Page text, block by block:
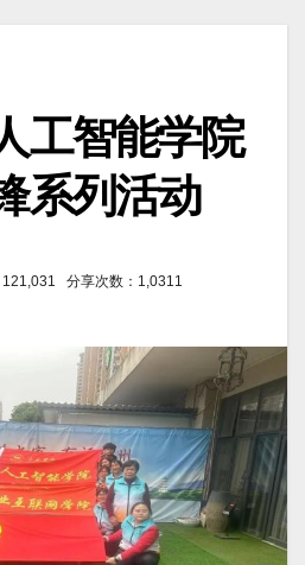
工智能学院
系列活动
分享次数：1,0311